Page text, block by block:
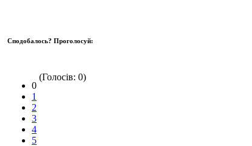
Сподобалось? Проголосуй:
0
1
2
3
4
5
(Голосів: 0)